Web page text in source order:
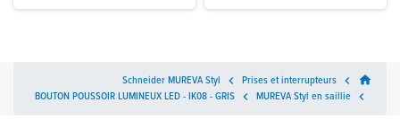
home

Prises et interrupteurs

Schneider MUREVA Styl

MUREVA Styl en saillie

BOUTON POUSSOIR LUMINEUX LED - IK08 - GRIS